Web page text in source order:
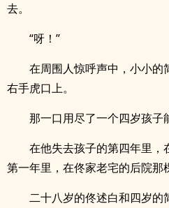
去。
“呀！”
在周围人惊呼声中，小小的
右手虎口上。
那一口用尽了一个四岁孩子
在他失去孩子的第四年里，
第一年里，在佟家老宅的后院那
二十八岁的佟述白和四岁的